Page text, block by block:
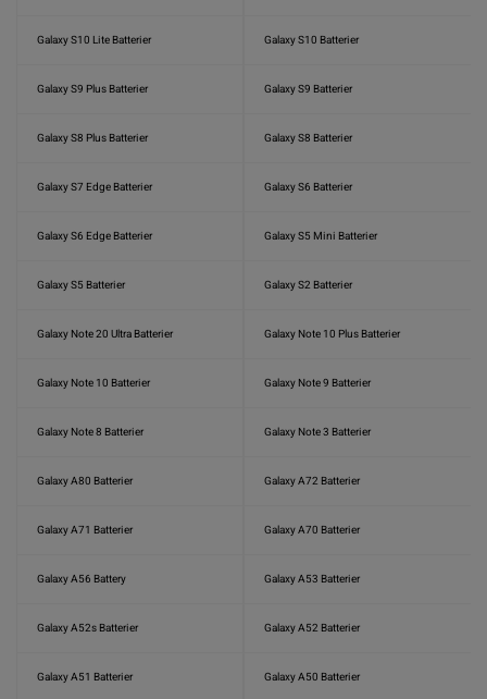
Galaxy S10 Lite Batterier Galaxy S10 Batterier
Galaxy S9 Plus Batterier Galaxy S9 Batterier
Galaxy S8 Plus Batterier Galaxy S8 Batterier
Galaxy S7 Edge Batterier Galaxy S6 Batterier
Galaxy S6 Edge Batterier Galaxy S5 Mini Batterier
Galaxy S5 Batterier Galaxy S2 Batterier
Galaxy Note 20 Ultra Batterier Galaxy Note 10 Plus Batterier
Galaxy Note 10 Batterier Galaxy Note 9 Batterier
Galaxy Note 8 Batterier Galaxy Note 3 Batterier
Galaxy A80 Batterier Galaxy A72 Batterier
Galaxy A71 Batterier Galaxy A70 Batterier
Galaxy A56 Battery Galaxy A53 Batterier
Galaxy A52s Batterier Galaxy A52 Batterier
Galaxy A51 Batterier Galaxy A50 Batterier